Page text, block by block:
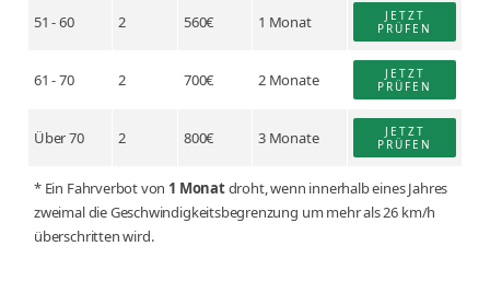
51 - 60 2 560€ 1 Monat
JETZT
PRÜFEN
61 - 70 2 700€ 2 Monate
JETZT
PRÜFEN
Über 70 2 800€ 3 Monate
JETZT
PRÜFEN
* Ein Fahrverbot von 1 Monatdroht, wenn innerhalb eines Jahres
zweimal die Geschwindigkeitsbegrenzung um mehr als 26 km/h
überschritten wird.